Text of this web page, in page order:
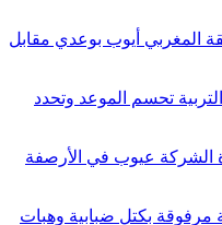
أيوب بوعدي مقابل
2026-2027.. وزارة التربية تحسم الموعد وتحدد
الشركة عيوب في الأرصفة
بكتل ضبابية وهبات